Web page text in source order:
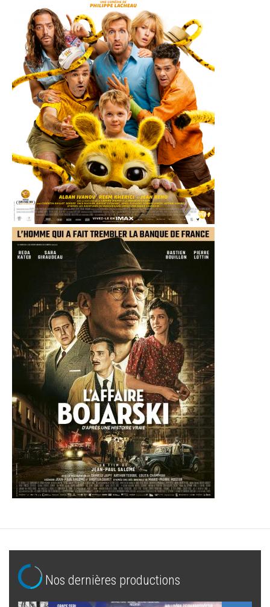
Nos dernières productions